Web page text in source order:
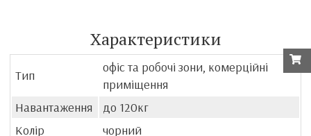
Характеристики
Тип
офіс та робочі зони, комерційні
приміщення
Навантаження
до 120кг
Колір
чорний